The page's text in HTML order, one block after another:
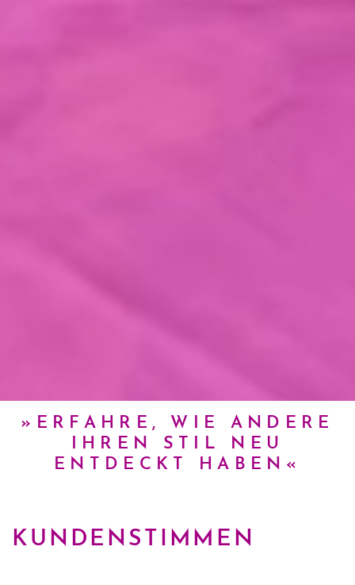
» ERFAHRE, WIE ANDERE
IHREN STIL NEU
ENTDECKT HABEN «
KUNDENSTIMMEN